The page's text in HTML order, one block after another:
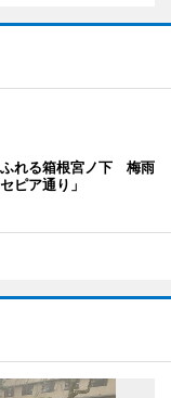
ふれる箱根宮ノ下 梅雨
ピア通り」